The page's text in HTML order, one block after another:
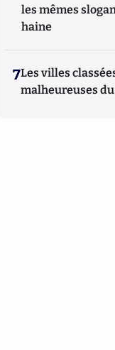
les mêmes
haine
7Les villes
malheureuses